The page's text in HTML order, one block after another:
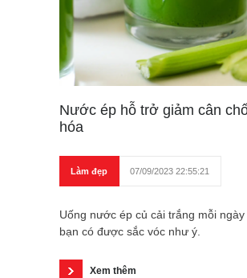
Nước ép hỗ trở giảm cân
hóa
Làm đẹp 07/09/2023 22:55:21
Uống nước ép củ cải trắng mỗi
bạn có được sắc vóc như ý.
Xem thêm